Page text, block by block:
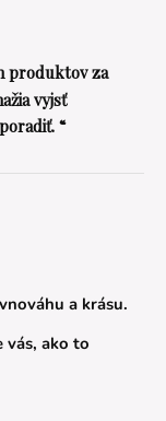
produktov za
vyjsť
“
a krásu.
vás, ako to